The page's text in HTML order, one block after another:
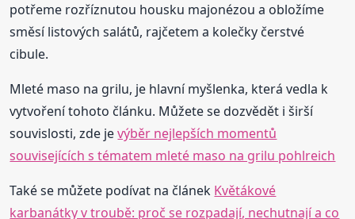
potřeme rozříznutou housku majonézou a obložíme
směsí listových salátů, rajčetem a kolečky čerstvé
cibule.
Mleté maso na grilu, je hlavní myšlenka, která vedla k
vytvoření tohoto článku. Můžete se dozvědět i širší
souvislosti, zde jevýběr nejlepších momentů
souvisejících s tématem mleté maso na grilu pohlreich
Také se můžete podívat na článek Květákové
karbanátky v troubě: proč se rozpadají, nechutnají a co